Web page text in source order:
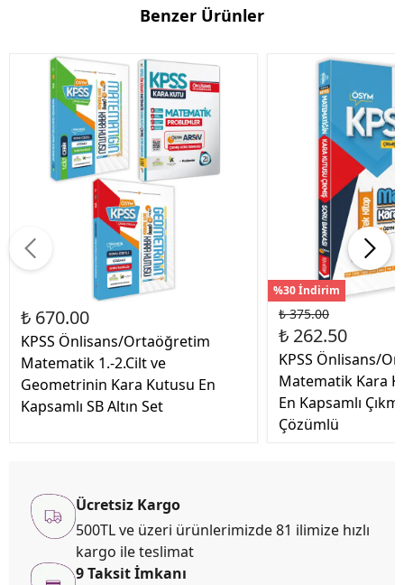
Benzer Ürünler
₺ 670.00
KPSS Önlisans/Ortaöğretim
Matematik 1.-2.Cilt ve
Geometrinin Kara Kutusu En
Kapsamlı SB Altın Set
%30 İndirim
₺ 375.00
₺ 262.50
KPSS Önlisans/
Matematik Kara
En Kapsamlı
Çözümlü
Ücretsiz Kargo
500TL ve üzeri ürünlerimizde 81 ilimize hızlı
kargo ile teslimat
9 Taksit İmkanı